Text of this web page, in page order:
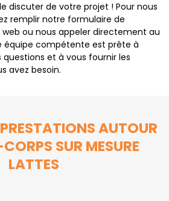
discuter de votre projet ! Pour nous
remplir notre formulaire de
ou nous appeler directement au
équipe compétente est prête à
et à vous fournir les
avez besoin.
AUTOUR
SUR MESURE
LATTES